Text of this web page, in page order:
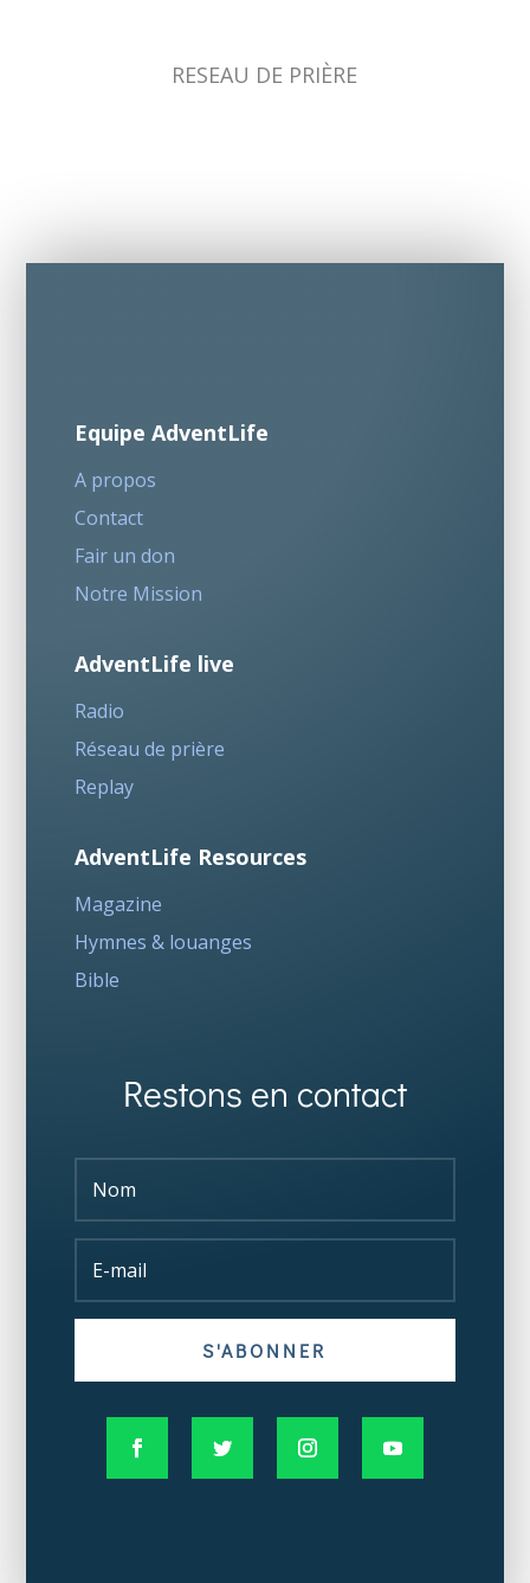
RESEAU DE PRIÈRE
Equipe AdventLife
A propos
Contact
Fair un don
Notre Mission
AdventLife live
Radio
Réseau de prière
Replay
AdventLife Resources
Magazine
Hymnes & louanges
Bible
Restons en contact
S'ABONNER